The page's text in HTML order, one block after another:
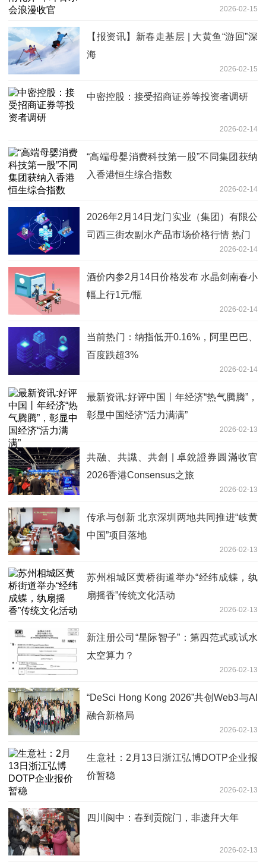
2026-02-15
【报资讯】新春走基层 | 大黄鱼“游回”深
海
2026-02-15
中密控股：接受招商证券等投资者调研
2026-02-14
“高端母婴消费科技第一股”不同集团获纳
入香港恒生综合指数
2026-02-14
2026年2月14日龙门实业（集团）有限公
司西三街农副水产品市场价格行情 热门
2026-02-14
酒价内参2月14日价格发布 水晶剑南春小
幅上行1元/瓶
2026-02-14
当前热门：纳指低开0.16%，阿里巴巴、
百度跌超3%
2026-02-14
最新资讯:好评中国丨年经济“热气腾腾”，
彰显中国经济“活力满满”
2026-02-13
共融、共識、共創 | 卓銳證券圓滿收官
2026香港Consensus之旅
2026-02-13
传承与创新 北京深圳两地共同推进“岐黄
中国”项目落地
2026-02-13
苏州相城区黄桥街道举办“经纬成蝶，纨
扇摇香”传统文化活动
2026-02-13
新注册公司“星际智子”：第四范式或试水
太空算力？
2026-02-13
“DeSci Hong Kong 2026”共创Web3与AI
融合新格局
2026-02-13
生意社：2月13日浙江弘博DOTP企业报
价暂稳
2026-02-13
四川阆中：春到贡院门，非遗拜大年
2026-02-13